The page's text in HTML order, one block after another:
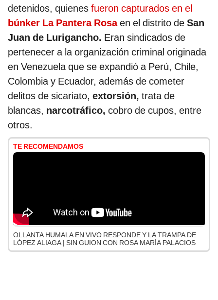
detenidos, quienes fueron capturados en el
búnker La Pantera Rosaen el distrito de San
Juan de Lurigancho. Eran sindicados de
pertenecer a la organización criminal originada
en Venezuela que se expandió a Perú, Chile,
Colombia y Ecuador, además de cometer
delitos de sicariato, extorsión, trata de
blancas, narcotráfico, cobro de cupos, entre
otros.
TE RECOMENDAMOS
OLLANTA HUMALA EN VIVO RESPONDE Y LA TRAMPA DE
LÓPEZ ALIAGA | SIN GUION CON ROSA MARÍA PALACIOS